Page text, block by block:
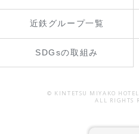
近鉄グループ一覧
SDGsの取組み
© KINTETSU MIYAKO
ALL RIGHTS